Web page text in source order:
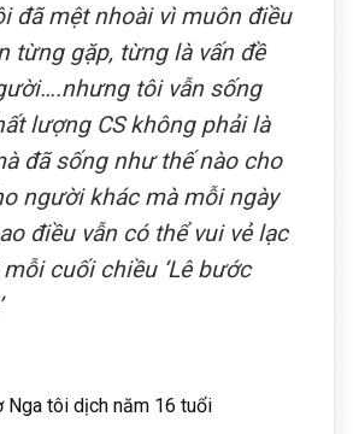
đã mệt nhoài vì muôn điều
từng gặp, từng là vấn đề
tôi vẫn sống
lượng CS không phải là
đã sống như thế nào cho
người khác mà mỗi ngày
điều vẫn có thể vui vẻ lạc
cuối chiều‘Lê bước
Nga tôi dịch năm 16 tuổi